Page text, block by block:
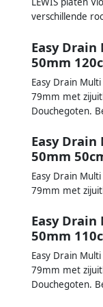
verschillende
Easy
50mm
Easy Drain
79mm met
Douchegoten.
Easy
50mm
Easy Drain
79mm met
Easy
50mm
Easy Drain
79mm met
Douchegoten.